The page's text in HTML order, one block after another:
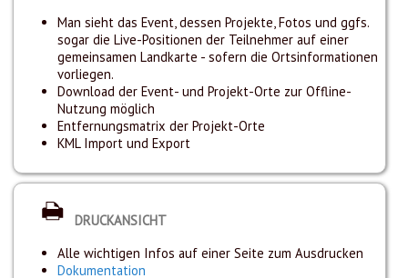
Man sieht das Event, dessen Projekte, Fotos und ggfs.
sogar die Live-Positionen der Teilnehmer auf einer
gemeinsamen Landkarte - sofern die Ortsinformationen
vorliegen.
Download der Event- und Projekt-Orte zur Offline-
Nutzung möglich
Entfernungsmatrix der Projekt-Orte
KML Import und Export
DRUCKANSICHT
Alle wichtigen Infos auf einer Seite zum Ausdrucken
Dokumentation